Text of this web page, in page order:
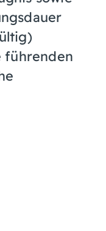
führenden